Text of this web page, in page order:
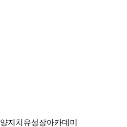
양지치유성장아카데미